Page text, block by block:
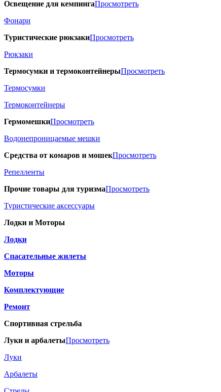
Освещение для кемпингаПросмотреть
Фонари
Туристические рюкзакиПросмотреть
Рюкзаки
Термосумки и термоконтейнерыПросмотреть
Термосумки
Термоконтейнеры
ГермомешкиПросмотреть
Водонепроницаемые мешки
Средства от комаров и мошекПросмотреть
Репелленты
Прочие товары для туризмаПросмотреть
Туристические аксессуары
Лодки и Моторы
Лодки
Спасательные жилеты
Моторы
Комплектующие
Ремонт
Спортивная стрельба
Луки и арбалетыПросмотреть
Луки
Арбалеты